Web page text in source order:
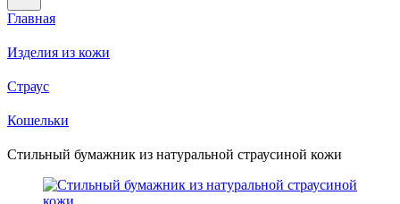
Главная
Изделия из кожи
Страус
Кошельки
Стильный бумажник из натуральной страусиной кожи